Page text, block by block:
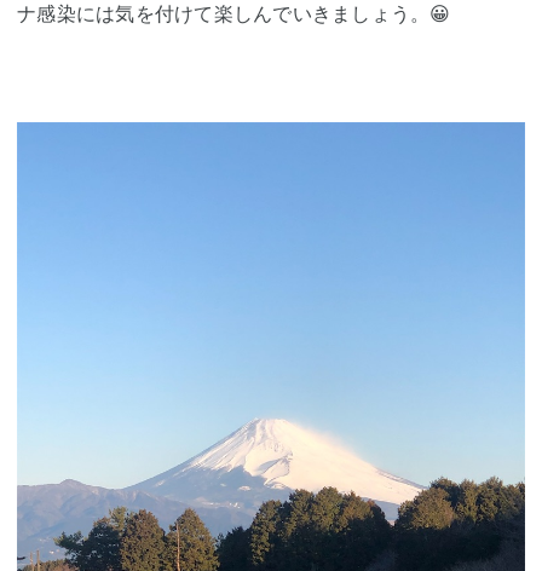
ナ感染には気を付けて楽しんでいきましょう。😀